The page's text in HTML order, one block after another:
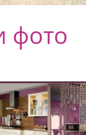
фото